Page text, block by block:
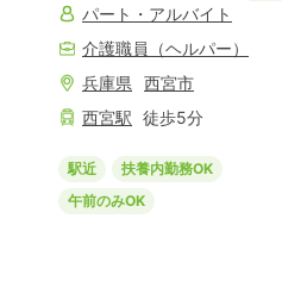
パート・アルバイト
介護職員（ヘルパー）
兵庫県
西宮市
西宮駅 徒歩5分
駅近
扶養内勤務OK
午前のみOK